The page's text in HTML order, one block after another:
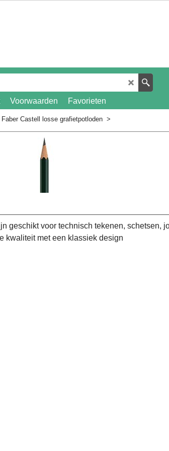
Voorwaarden
Favorieten
Faber Castell losse grafietpotloden >
geschikt voor technisch tekenen, schetsen,
kwaliteit met een klassiek design